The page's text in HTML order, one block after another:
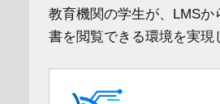
教育機関の学生が、LMSか
書を閲覧できる環境を実現